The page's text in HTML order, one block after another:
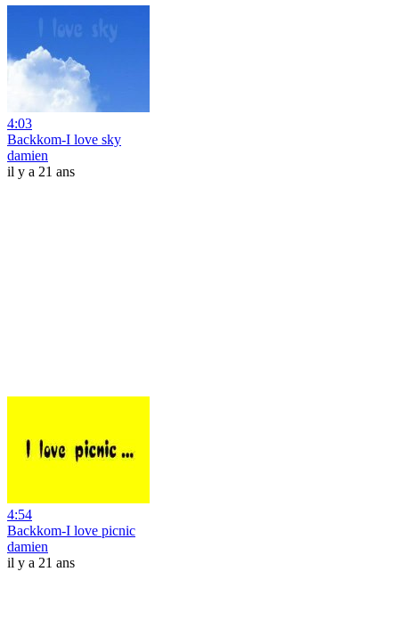
4:03
Backkom-I love sky
damien
il y a 21 ans
4:54
Backkom-I love picnic
damien
il y a 21 ans